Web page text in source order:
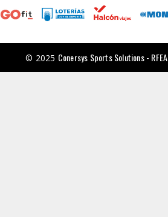
© 2025 Conersys Sports Solutions - RFEA